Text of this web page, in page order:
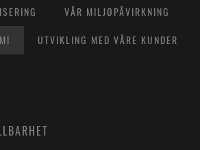
VÅR MILJØPÅVIRKNING
UTVIKLING MED VÅRE KUNDER